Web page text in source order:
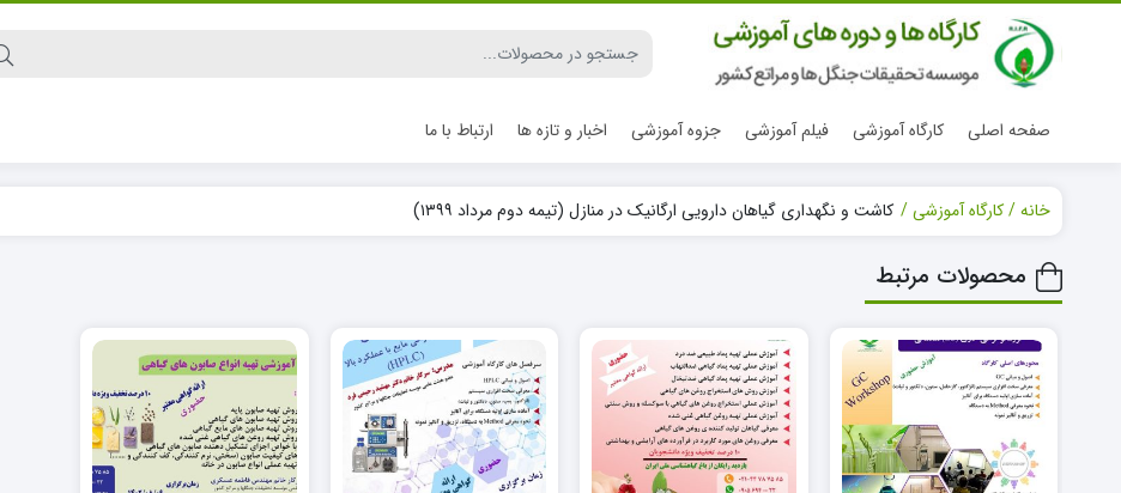
صفحه اصلی کارگاه آموزشی فیلم آموزشی جزوه آموزشی اخبار و تازه ها ارتباط با ما
خانه کارگاه آموزشی کاشت و نگهداری گیاهان دارویی ارگانیک در منازل (تیمه دوم مرداد ۱۳۹۹)
محصولات مرتبط